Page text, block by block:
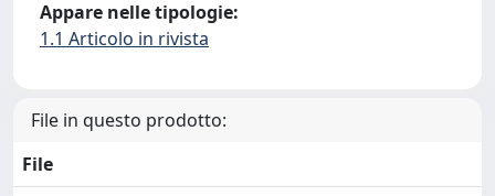
Appare nelle tipologie:
1.1 Articolo in rivista
File in questo prodotto:
File